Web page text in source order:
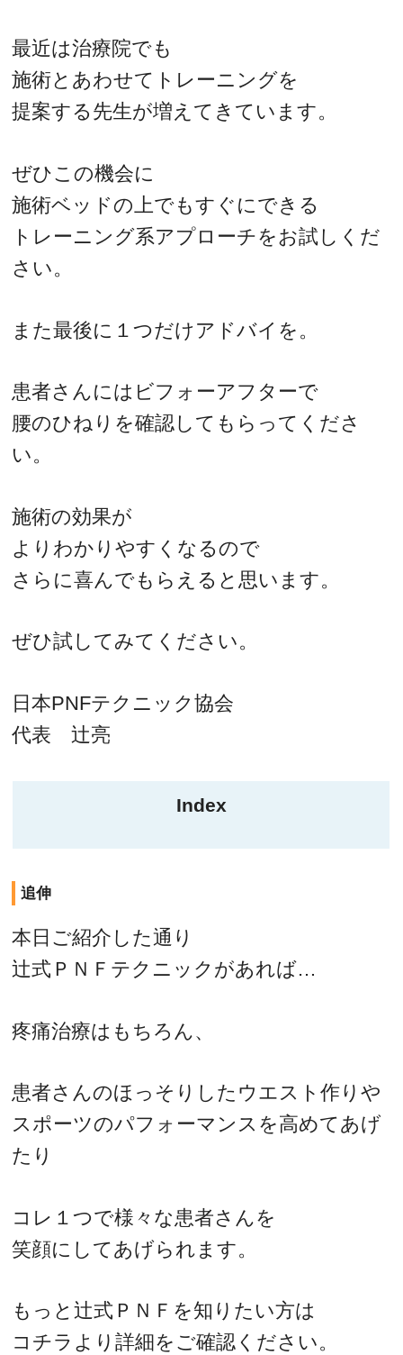
最近は治療院でも
施術とあわせてトレーニングを
提案する先生が増えてきています。
ぜひこの機会に
施術ベッドの上でもすぐにできる
トレーニング系アプローチをお試しくだ
さい。
また最後に１つだけアドバイを。
患者さんにはビフォーアフターで
腰のひねりを確認してもらってくださ
い。
施術の効果が
よりわかりやすくなるので
さらに喜んでもらえると思います。
ぜひ試してみてください。
日本PNFテクニック協会
代表 辻亮
Index
追伸
本日ご紹介した通り
辻式ＰＮＦテクニックがあれば…
疼痛治療はもちろん、
患者さんのほっそりしたウエスト作りや
スポーツのパフォーマンスを高めてあげ
たり
コレ１つで様々な患者さんを
笑顔にしてあげられます。
もっと辻式ＰＮＦを知りたい方は
コチラより詳細をご確認ください。